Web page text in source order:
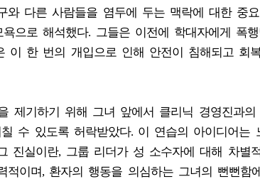
와 다른 사람들을 염두에 두는 맥락에 대한 중
으로 해석했다. 그들은 이전에 학대자에게 폭
이 한 번의 개입으로 인해 안전이 침해되고 회
제기하기 위해 그녀 앞에서 클리닉 경영진과의
수 있도록 허락받았다. 이 연습의 아이디어는
진실이란, 그룹 리더가 성 소수자에 대해 차별
이며, 환자의 행동을 의심하는 그녀의 뻔뻔함